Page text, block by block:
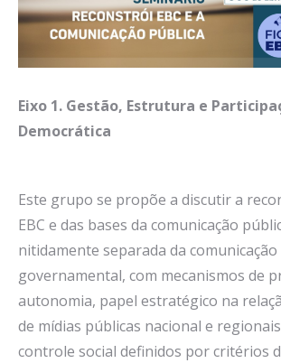
Eixo 1. Gestão, Estrutura e
Democrática
Este grupo se propõe a discutir a
EBC e das bases da comunicação
nitidamente separada da comunicação
governamental, com mecanismos de
autonomia, papel estratégico na
de mídias públicas nacional e
controle social definidos por critérios